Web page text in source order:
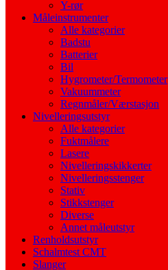
Y-rør
Måleinstrumenter
Alle kategorier
Badstu
Batterier
Bil
Hygrometer/Termometer
Vakuummeter
Regnmåler/Værstasjon
Nivelleringsutstyr
Alle kategorier
Fuktmålere
Lasere
Nivelleringskikkerter
Nivelleringsstenger
Stativ
Stikkstenger
Diverse
Annet måleutstyr
Renholdsutstyr
Schalmtest CMT
Slanger